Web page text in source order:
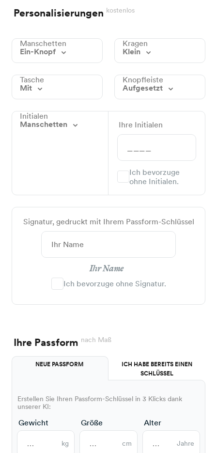
Personalisierungen kostenlos
Manschetten
Ein-Knopf
Kragen
Klein
Tasche
Mit
Knopfleiste
Aufgesetzt
Initialen
Manschetten
Ihre Initialen
Ich bevorzuge
ohne Initialen.
Signatur, gedruckt mit Ihrem Passform-Schlüssel
Ihr Name
Ich bevorzuge ohne Signatur.
Ihre Passform nach Maß
NEUE PASSFORM
ICH HABE BEREITS EINEN
SCHLÜSSEL
Erstellen Sie Ihren Passform-Schlüssel in 3 Klicks dank
unserer KI:
Gewicht
kg
Größe
cm
Alter
Jahre